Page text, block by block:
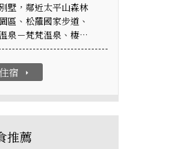
墅，鄰近太平山森林
區、松羅國家步道、
泉－梵梵溫泉、棲…
宿 arrow_right
推薦